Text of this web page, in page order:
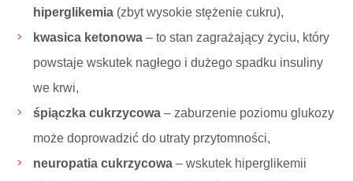
hiperglikemia (zbyt wysokie stężenie cukru),
kwasica ketonowa – to stan zagrażający życiu, który
powstaje wskutek nagłego i dużego spadku insuliny
we krwi,
śpiączka cukrzycowa – zaburzenie poziomu glukozy
może doprowadzić do utraty przytomności,
neuropatia cukrzycowa – wskutek hiperglikemii